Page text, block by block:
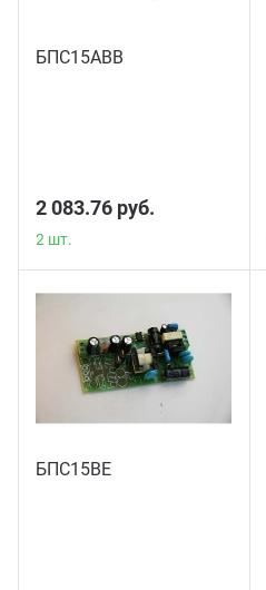
БПС15АВВ
2 083.76 руб.
2 шт.
БПС15ВЕ